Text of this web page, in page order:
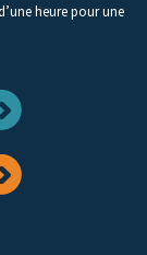
heure pour une